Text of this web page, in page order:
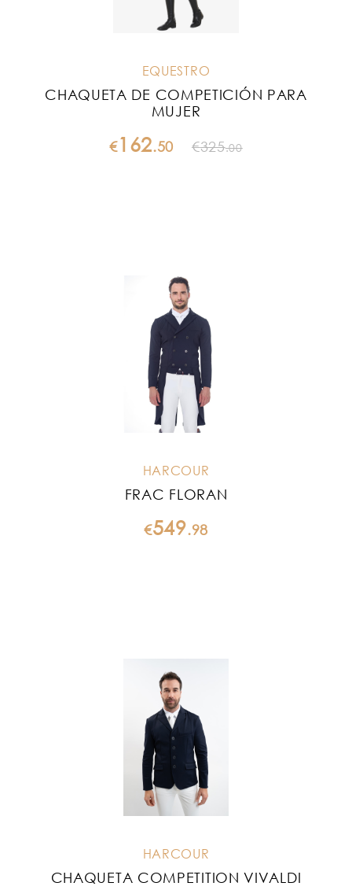
EQUESTRO
CHAQUETA DE COMPETICIÓN PARA
MUJER
€162.50 €325.00
HARCOUR
FRAC FLORAN
€549.98
HARCOUR
CHAQUETA COMPETITION VIVALDI